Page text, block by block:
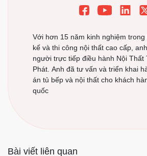
Với hơn 15 năm kinh nghiệm
kế và thi công nội thất cao cấp,
người trực tiếp điều hành Nội Thất
Phát. Anh đã tư vấn và triển khai
án tủ bếp và nội thất cho khách
quốc
Bài viết liên quan